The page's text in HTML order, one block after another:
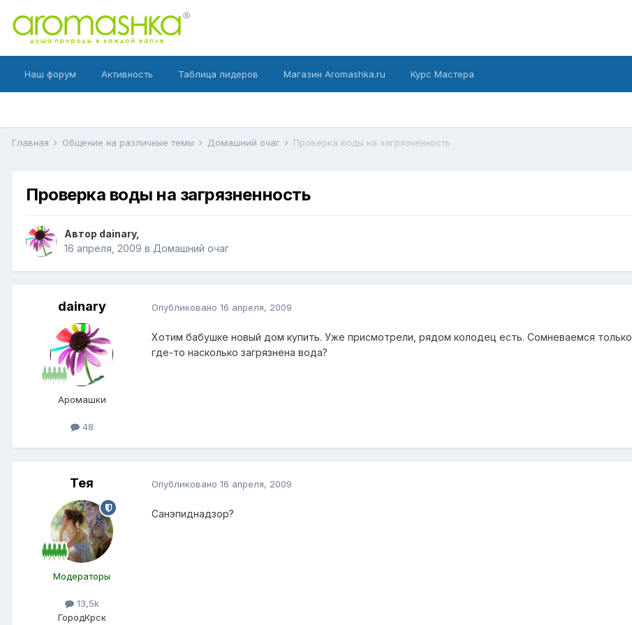
Наш форум Активность Таблица лидеров Магазин Aromashka.ru Курс Мастера
Главная Общение на различные темы Домашний очаг Проверка воды на загрязненность
Проверка воды на загрязненность
Автор dainary,
16 апреля, 2009 в Домашний очаг
dainary
Аромашки
48
Опубликовано 16 апреля, 2009
Хотим бабушке новый дом купить. Уже присмотрели, рядом колодец есть. Сомневаемся
где-то насколько загрязнена вода?
Тея
Модераторы
13,5k
ГородКрск
Опубликовано 16 апреля, 2009
Санэпиднадзор?